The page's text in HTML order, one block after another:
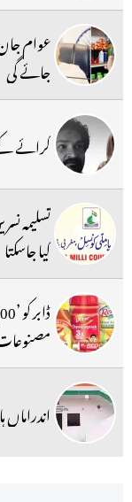
عوام
جائے گی
کرائے کے
تسلیمہ
کیا جاسکتا